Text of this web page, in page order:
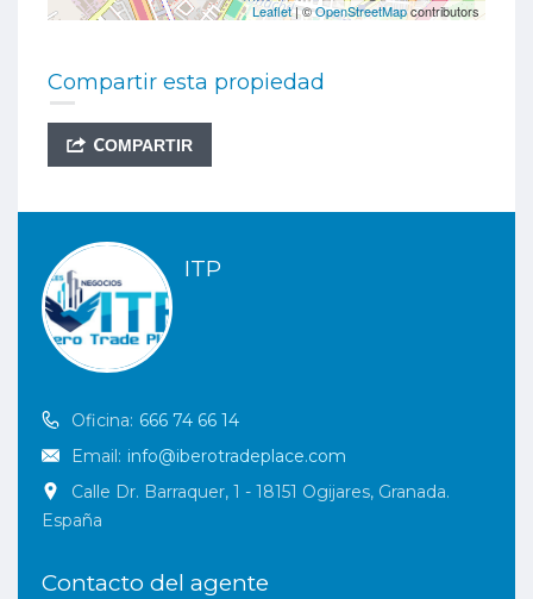
Leaflet| ©OpenStreetMapcontributors
Compartir esta propiedad
COMPARTIR
ITP
Oficina: 666 74 66 14
Email: info@iberotradeplace.com
Calle Dr. Barraquer, 1 - 18151 Ogijares, Granada.
España
Contacto del agente